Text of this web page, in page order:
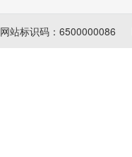
网站标识码：6500000086